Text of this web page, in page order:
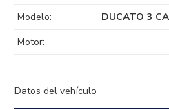
Modelo:
DUCATO 3
Motor:
Datos del vehículo